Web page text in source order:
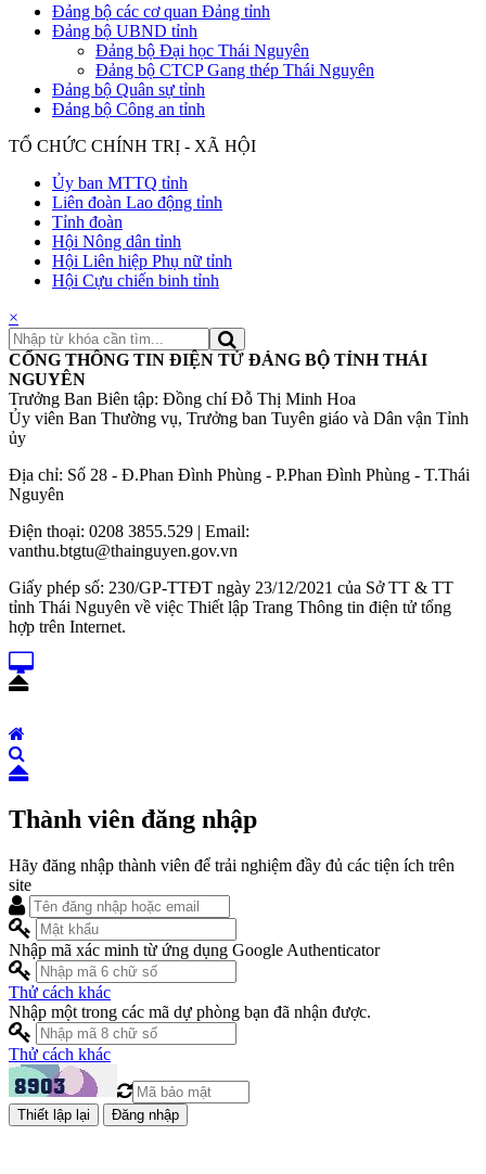
Đảng bộ các cơ quan Đảng tỉnh
Đảng bộ UBND tỉnh
Đảng bộ Đại học Thái Nguyên
Đảng bộ CTCP Gang thép Thái Nguyên
Đảng bộ Quân sự tỉnh
Đảng bộ Công an tỉnh
TỔ CHỨC CHÍNH TRỊ - XÃ HỘI
Ủy ban MTTQ tỉnh
Liên đoàn Lao động tỉnh
Tỉnh đoàn
Hội Nông dân tỉnh
Hội Liên hiệp Phụ nữ tỉnh
Hội Cựu chiến binh tỉnh
×
CỔNG THÔNG TIN ĐIỆN TỬ ĐẢNG BỘ TỈNH THÁI
NGUYÊN
Trưởng Ban Biên tập: Đồng chí Đỗ Thị Minh Hoa
Ủy viên Ban Thường vụ, Trưởng ban Tuyên giáo và Dân vận Tỉnh
ủy
Địa chỉ: Số 28 - Đ.Phan Đình Phùng - P.Phan Đình Phùng - T.Thái
Nguyên
Điện thoại: 0208 3855.529 | Email:
vanthu.btgtu@thainguyen.gov.vn
Giấy phép số: 230/GP-TTĐT ngày 23/12/2021 của Sở TT & TT
tỉnh Thái Nguyên về việc Thiết lập Trang Thông tin điện tử tổng
hợp trên Internet.
Thành viên đăng nhập
Hãy đăng nhập thành viên để trải nghiệm đầy đủ các tiện ích trên
site
Nhập mã xác minh từ ứng dụng Google Authenticator
Thử cách khác
Nhập một trong các mã dự phòng bạn đã nhận được.
Thử cách khác
Đăng nhập